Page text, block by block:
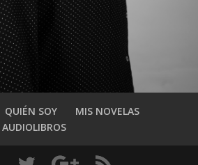
QUIÉN SOY
MIS NOVELAS
AUDIOLIBROS